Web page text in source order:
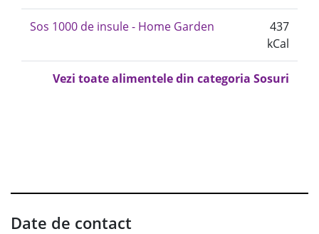
Sos 1000 de insule - Home Garden
437
kCal
Vezi toate alimentele din categoria Sosuri
Date de contact